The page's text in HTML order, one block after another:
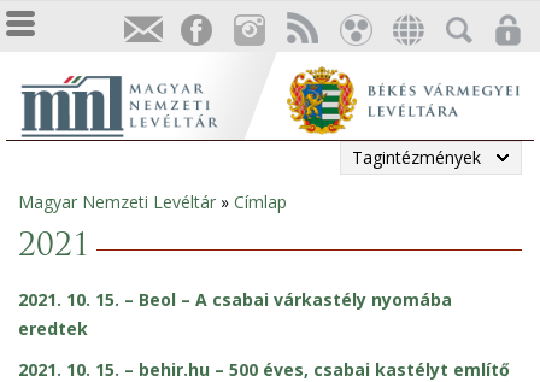
Tagintézmények
Jelenlegi
hely
Magyar Nemzeti Levéltár » Címlap
2021
2021. 10. 15. – Beol – A csabai várkastély nyomába
eredtek
2021. 10. 15. – behir.hu – 500 éves, csabai kastélyt említő